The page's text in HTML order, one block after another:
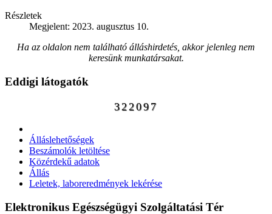
Részletek
Megjelent: 2023. augusztus 10.
Ha az oldalon nem található álláshirdetés, akkor jelenleg nem
keresünk munkatársakat.
Eddigi látogatók
322097
Álláslehetőségek
Beszámolók letöltése
Közérdekű adatok
Állás
Leletek, laboreredmények lekérése
Elektronikus Egészségügyi Szolgáltatási Tér